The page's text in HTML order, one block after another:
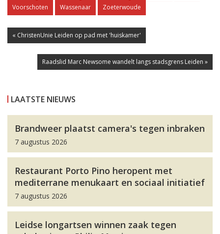
Voorschoten
Wassenaar Zoeterwoude
« ChristenUnie Leiden op pad met 'huiskamer'
Raadslid Marc Newsome wandelt langs stadsgrens Leiden »
LAATSTE NIEUWS
Brandweer plaatst camera's tegen inbraken
7 augustus 2026
Restaurant Porto Pino heropent met
mediterrane menukaart en sociaal initiatief
7 augustus 2026
Leidse longartsen winnen zaak tegen